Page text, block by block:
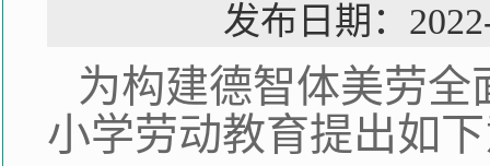
发布日期：
为构建德智体美劳
小学劳动教育提出如